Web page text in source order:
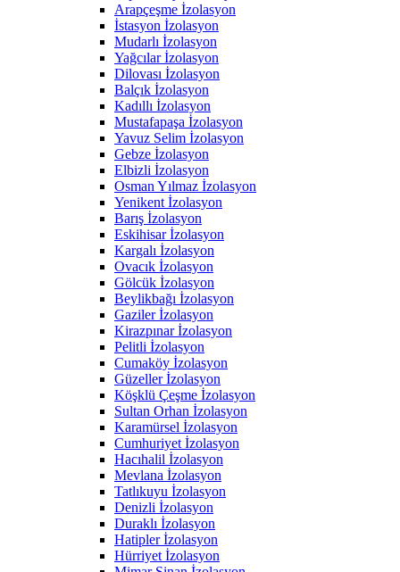
Arapçeşme İzolasyon
İstasyon İzolasyon
Mudarlı İzolasyon
Yağcılar İzolasyon
Dilovası İzolasyon
Balçık İzolasyon
Kadıllı İzolasyon
Mustafapaşa İzolasyon
Yavuz Selim İzolasyon
Gebze İzolasyon
Elbizli İzolasyon
Osman Yılmaz İzolasyon
Yenikent İzolasyon
Barış İzolasyon
Eskihisar İzolasyon
Kargalı İzolasyon
Ovacık İzolasyon
Gölcük İzolasyon
Beylikbağı İzolasyon
Gaziler İzolasyon
Kirazpınar İzolasyon
Pelitli İzolasyon
Cumaköy İzolasyon
Güzeller İzolasyon
Köşklü Çeşme İzolasyon
Sultan Orhan İzolasyon
Karamürsel İzolasyon
Cumhuriyet İzolasyon
Hacıhalil İzolasyon
Mevlana İzolasyon
Tatlıkuyu İzolasyon
Denizli İzolasyon
Duraklı İzolasyon
Hatipler İzolasyon
Hürriyet İzolasyon